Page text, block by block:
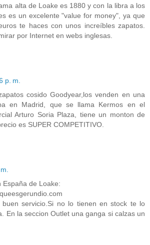
alta de Loake es 1880 y con la libra a los
es un excelente "value for money", ya que
te haces con unos increíbles zapatos.
por Internet en webs inglesas.
p. m.
cosido Goodyear,los venden en una
en Madrid, que se llama Kermos en el
Arturo Soria Plaza, tiene un monton de
es SUPER COMPETITIVO.
España de Loake:
servicio.Si no lo tienen en stock te lo
En la seccion Outlet una ganga si calzas un